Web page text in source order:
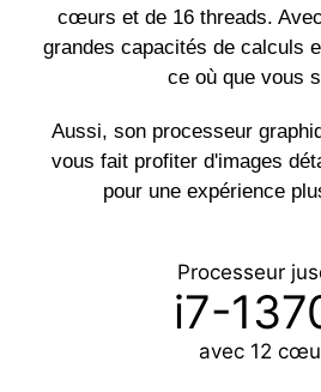
cœurs et de 16 threads.
grandes capacités de calculs
ce où que vous
Aussi, son processeur
vous fait profiter d'images
pour une expérience
Processeur
i7-
avec 12